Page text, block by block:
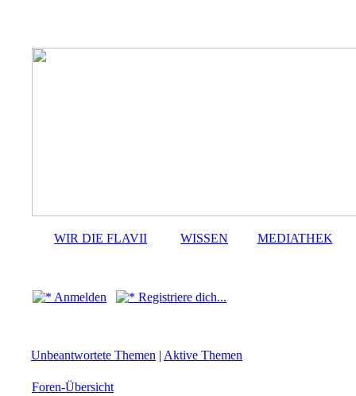
WIR DIE FLAVII WISSEN MEDIATHEK
Anmelden Registriere dich...
Unbeantwortete Themen | Aktive Themen
Foren-Übersicht